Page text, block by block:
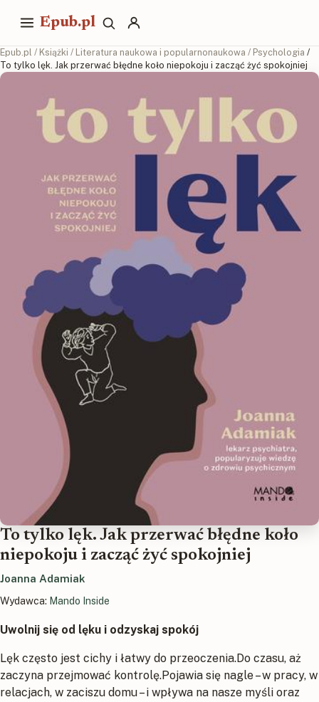
Epub.pl
Epub.pl / Książki / Literatura naukowa i popularnonaukowa / Psychologia /
To tylko lęk. Jak przerwać błędne koło niepokoju i zacząć żyć spokojniej
To tylko lęk. Jak przerwać błędne koło
niepokoju i zacząć żyć spokojniej
Joanna Adamiak
Wydawca: Mando Inside
Uwolnij się od lęku i odzyskaj spokój
Lęk często jest cichy i łatwy do przeoczenia.Do czasu, aż
zaczyna przejmować kontrolę.Pojawia się nagle – w pracy, w
relacjach, w zaciszu domu – i wpływa na nasze myśli oraz